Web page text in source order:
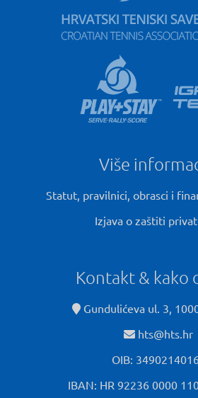
Više
Statut, pravilnici, obrasci i
Izjava o zaštiti
Kontakt & kako
Gundulićeva ul. 3,
hts@hts.hr
OIB:
IBAN: HR 92236 0000